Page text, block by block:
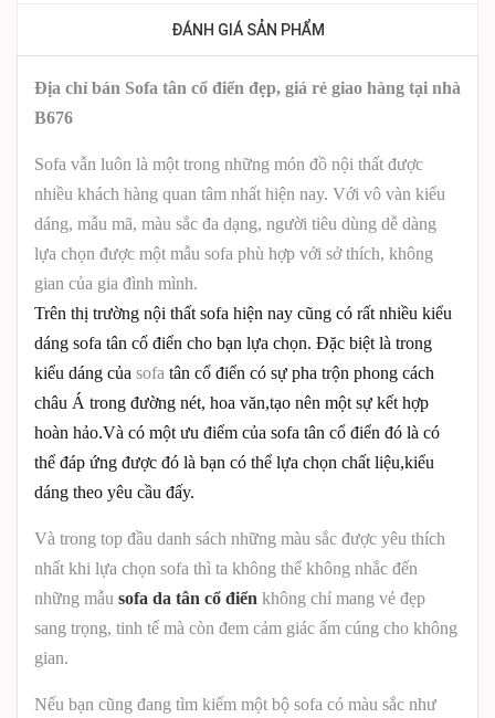
ĐÁNH GIÁ SẢN PHẨM
Địa chỉ bán Sofa tân cổ điển đẹp, giá rẻ giao hàng tại nhà
B676
Sofa vẫn luôn là một trong những món đồ nội thất được
nhiều khách hàng quan tâm nhất hiện nay. Với vô vàn kiểu
dáng, mẫu mã, màu sắc đa dạng, người tiêu dùng dễ dàng
lựa chọn được một mẫu sofa phù hợp với sở thích, không
gian của gia đình mình.
Trên thị trường nội thất sofa hiện nay cũng có rất nhiều kiểu
dáng sofa tân cổ điển cho bạn lựa chọn. Đặc biệt là trong
kiểu dáng của sofa tân cổ điển có sự pha trộn phong cách
châu Á trong đường nét, hoa văn,tạo nên một sự kết hợp
hoàn hảo.Và có một ưu điểm của sofa tân cổ điển đó là có
thể đáp ứng được đó là bạn có thể lựa chọn chất liệu,kiểu
dáng theo yêu cầu đấy.
Và trong top đầu danh sách những màu sắc được yêu thích
nhất khi lựa chọn sofa thì ta không thể không nhắc đến
những mẫu sofa da tân cổ điển không chỉ mang vẻ đẹp
sang trọng, tinh tế mà còn đem cảm giác ấm cúng cho không
gian.
Nếu bạn cũng đang tìm kiếm một bộ sofa có màu sắc như